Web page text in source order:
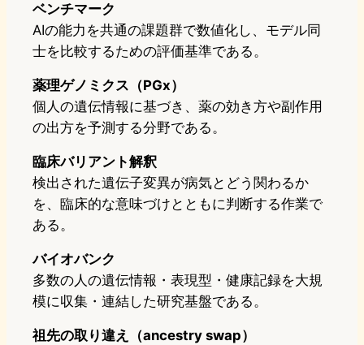
ベンチマーク
AIの能力を共通の課題群で数値化し、モデル同
士を比較するための評価基準である。
薬理ゲノミクス（PGx）
個人の遺伝情報に基づき、薬の効き方や副作用
の出方を予測する分野である。
臨床バリアント解釈
検出された遺伝子変異が病気とどう関わるか
を、臨床的な意味づけとともに判断する作業で
ある。
バイオバンク
多数の人の遺伝情報・表現型・健康記録を大規
模に収集・連結した研究基盤である。
祖先の取り違え（ancestry swap）